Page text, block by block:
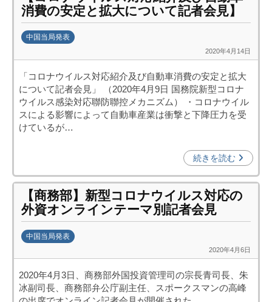
(
c
p
o
)
消費の安定と拡大について記者会見】
中国当局発表
2020年4月14日
n
a
「コロナウイルス対応紹介及び自動車消費の安定と拡大
について記者会見」 （2020年4月9日 国務院新型コロナ
ウイルス感染対応聯防聯控メカニズム） ・コロナウイル
スによる影響によって自動車産業は衝撃と下降圧力を受
けているが…
続きを読む
【商務部】新型コロナウイルス対応の
外資オンラインテーマ別記者会見
中国当局発表
2020年4月6日
k
a
2020年4月3日、商務部外国投資管理司の宗長青司長、朱
冰副司長、商務部弁公庁副主任、スポークスマンの高峰